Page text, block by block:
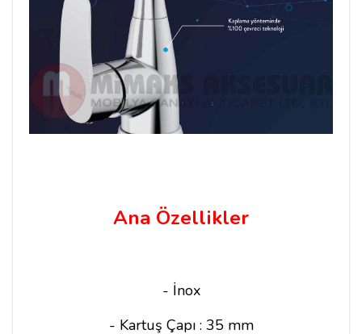
Ana Özellikler
- İnox
- Kartuş Çapı : 35 mm